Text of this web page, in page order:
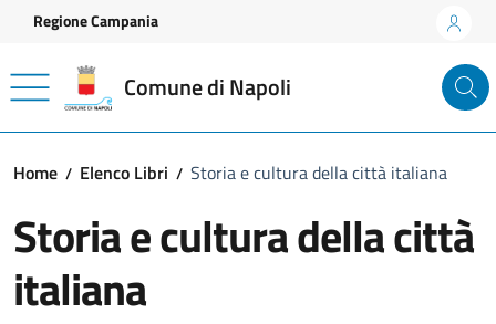
Vai ai contenuti
Vai al footer
Regione Campania
Comune di Napoli
Home Elenco Libri Storia e cultura della città italiana
Storia e cultura della città
italiana